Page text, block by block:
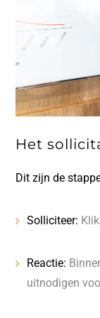
Het
Dit zijn de
Solliciteer:
Reactie:
uitnodigen